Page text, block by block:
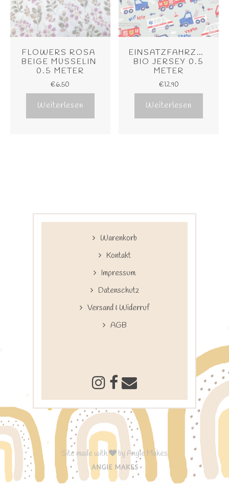
FLOWERS ROSA
BEIGE MUSSELIN
0.5 METER
€6.50
Weiterlesen
EINSATZFAHRZEUGE
BIO JERSEY 0.5
METER
€12.90
Weiterlesen
Warenkorb
Kontakt
Impressum
Datenschutz
Versand & Widerruf
AGB
Site made with by Angie Makes